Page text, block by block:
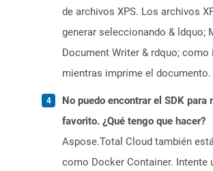
de archivos XPS. Los archivos
generar seleccionando & ldquo;
Document Writer & rdquo; como
mientras imprime el documento.
No puedo encontrar el SDK para
favorito. ¿Qué tengo que hacer?
Aspose.Total Cloud también
como Docker Container. Intente